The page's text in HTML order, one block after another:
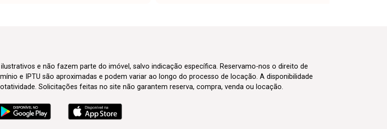
e não fazem parte do imóvel, salvo indicação específica. Reservamo-nos o direito de
e IPTU são aproximadas e podem variar ao longo do processo de locação. A disponibilidade
Solicitações feitas no site não garantem reserva, compra, venda ou locação.